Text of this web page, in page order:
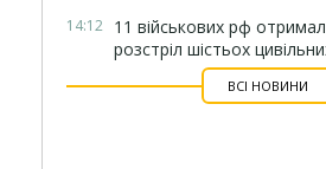
14:12 11 військових рф
розстріл шістьох
ВСІ НОВИНИ